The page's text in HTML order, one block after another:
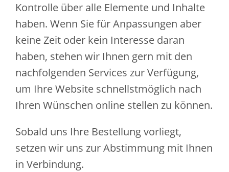
Kontrolle über alle Elemente und Inhalte
haben. Wenn Sie für Anpassungen aber
keine Zeit oder kein Interesse daran
haben, stehen wir Ihnen gern mit den
nachfolgenden Services zur Verfügung,
um Ihre Website schnellstmöglich nach
Ihren Wünschen online stellen zu können.
Sobald uns Ihre Bestellung vorliegt,
setzen wir uns zur Abstimmung mit Ihnen
in Verbindung.